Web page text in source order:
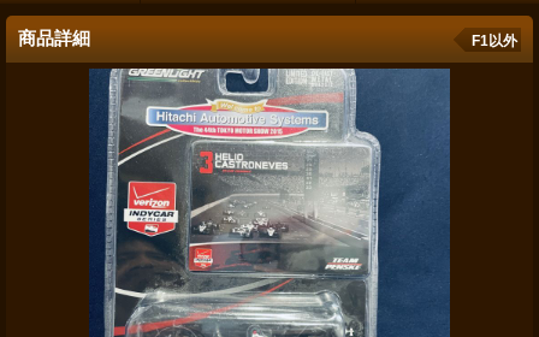
商品詳細 F1以外